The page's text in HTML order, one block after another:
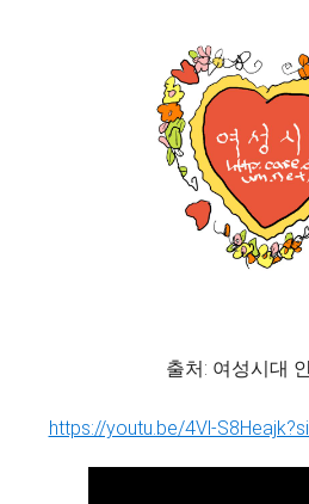
출처: 여성시대
https://youtu.be/4Vl-